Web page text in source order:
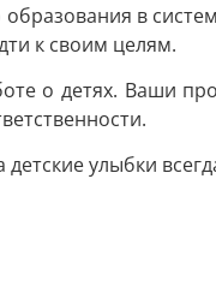
в
к своим целям.
о детях. Ваши
улыбки